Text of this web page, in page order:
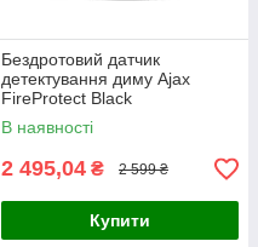
Бездротовий датчик
детектування диму Ajax
FireProtect Black
(25427.10.BL1)
В наявності
2 495,04 ₴ 2 599 ₴
Купити